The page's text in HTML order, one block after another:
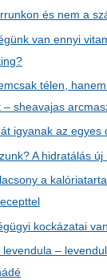
és nem a
van ennyi
télen,
– sheavajas
igyanak az egyes
A hidratálás új
a
kockázatai
levendula –